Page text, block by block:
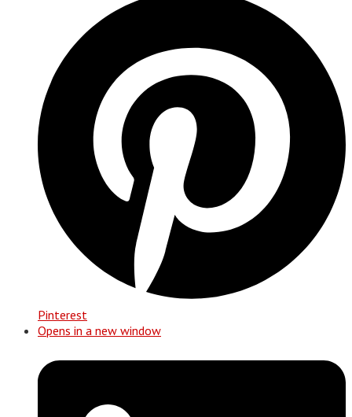
Pinterest
Opens in a new window